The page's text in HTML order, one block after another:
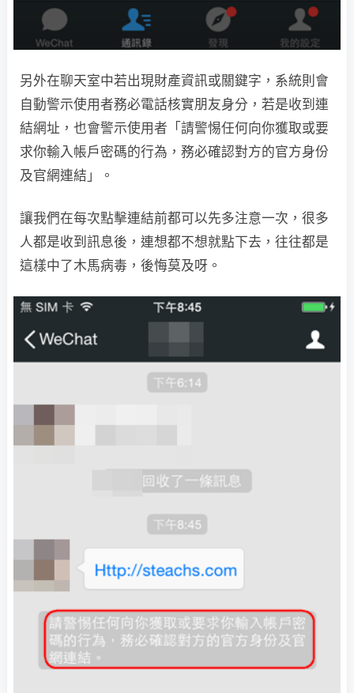
另外在聊天室中若出現財產資訊或關鍵字，系統則會
自動警示使用者務必電話核實朋友身分，若是收到連
結網址，也會警示使用者「請警惕任何向你獲取或要
求你輸入帳戶密碼的行為，務必確認對方的官方身份
及官網連結」。
讓我們在每次點擊連結前都可以先多注意一次，很多
人都是收到訊息後，連想都不想就點下去，往往都是
這樣中了木馬病毒，後悔莫及呀。